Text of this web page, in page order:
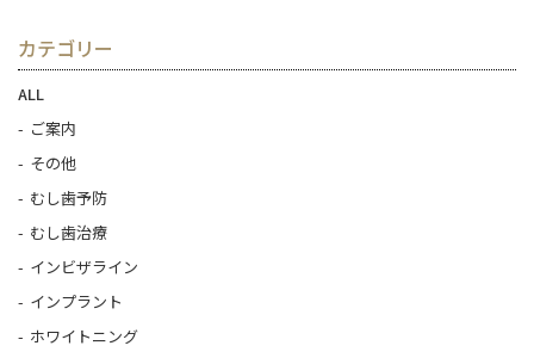
カテゴリー
ALL
ご案内
その他
むし歯予防
むし歯治療
インビザライン
インプラント
ホワイトニング